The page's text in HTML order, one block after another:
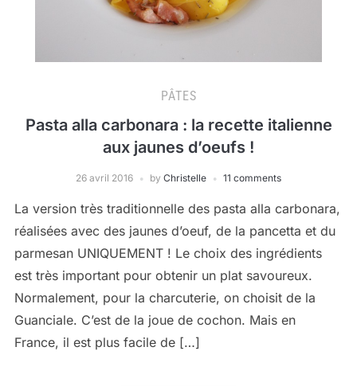
PÂTES
Pasta alla carbonara : la recette italienne
aux jaunes d’oeufs !
26 avril 2016 by Christelle 11 comments
La version très traditionnelle des pasta alla carbonara,
réalisées avec des jaunes d’oeuf, de la pancetta et du
parmesan UNIQUEMENT ! Le choix des ingrédients
est très important pour obtenir un plat savoureux.
Normalement, pour la charcuterie, on choisit de la
Guanciale. C’est de la joue de cochon. Mais en
France, il est plus facile de […]